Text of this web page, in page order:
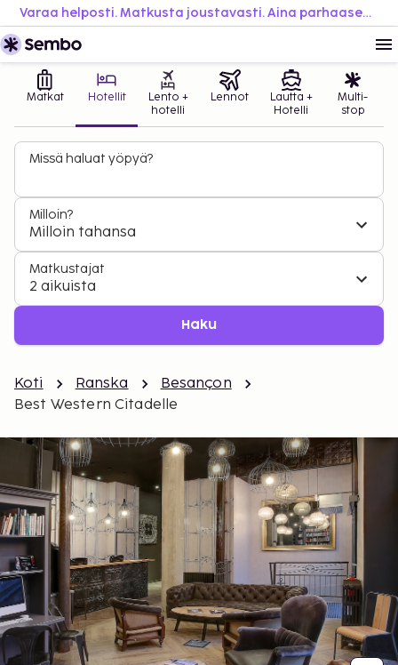
Varaa helposti. Matkusta joustavasti. Aina parhaaseen hintaan.
Matkat Hotellit
Lento +
hotelli
Lennot
Lautta +
Hotelli
Multi-
stop
Missä haluat yöpyä?
Milloin?
Milloin tahansa
Matkustajat
2 aikuista
Haku
Koti Ranska
Besançon
Best Western Citadelle